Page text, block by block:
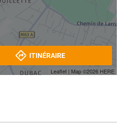
Leaflet | Map ©2026 HERE
ITINÉRAIRE